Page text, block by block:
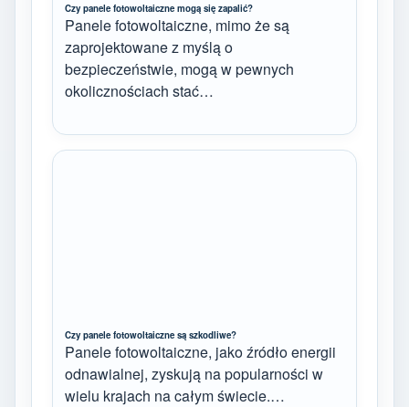
Czy panele fotowoltaiczne mogą się zapalić?
Panele fotowoltaiczne, mimo że są
zaprojektowane z myślą o
bezpieczeństwie, mogą w pewnych
okolicznościach stać…
Czy panele fotowoltaiczne są szkodliwe?
Panele fotowoltaiczne, jako źródło energii
odnawialnej, zyskują na popularności w
wielu krajach na całym świecie.…